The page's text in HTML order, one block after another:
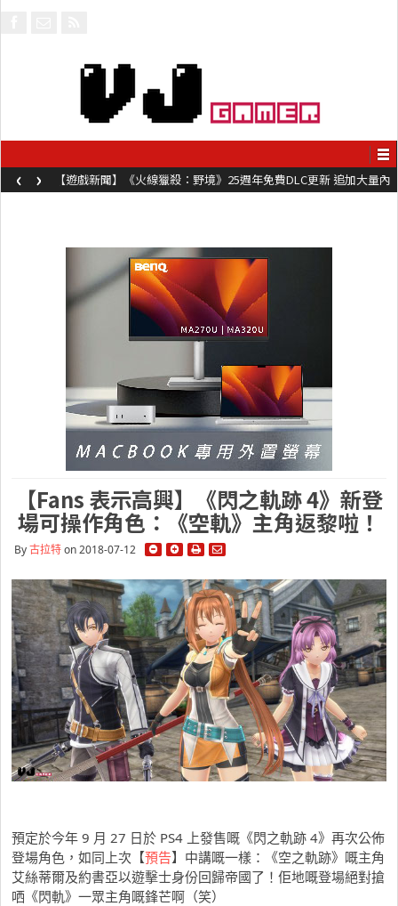
【遊戲新聞】《火線獵殺：野境》25週年免費DLC更新 追加大量內
容同時系舊作限時超平價折扣
‹ ›
【Fans 表示高興】《閃之軌跡 4》新登
場可操作角色：《空軌》主角返黎啦！
By古拉特on 2018-07-12
預定於今年 9 月 27 日於 PS4 上發售嘅《閃之軌跡 4》再次公佈
登場角色，如同上次【預告】中講嘅一樣：《空之軌跡》嘅主角
艾絲蒂爾及約書亞以遊擊士身份回歸帝國了！佢地嘅登場絕對搶
哂《閃軌》一眾主角嘅鋒芒啊（笑）